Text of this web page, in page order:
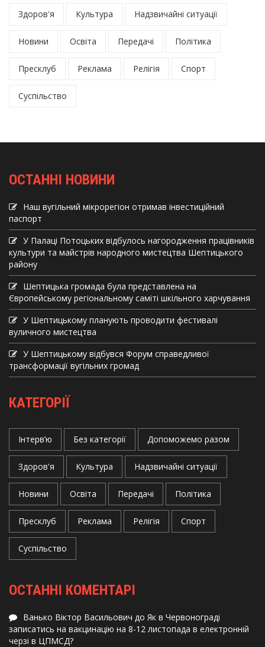
Здоров'я Культура Надзвичайні ситуації
Новини Освіта Передачі Політика
Пресклуб Реклама Релігія Спорт
Суспільство
ОСТАННІ НОВИНИ
Наш вугільний мікрорегіон отримав інвеcтиційний
паспорт
У Палаці Потоцьких відбулось нагородження працівників
культури та майстрів народного мистецтва Шептицького
району
Шептицька громада була представлена на
Європейському регіональному саміті шкільного харчування
У Шептицькому планують проводити фестивалі
вуличного мистецтва
У Шептицькому відбувся Форум справедливої
трансформації вугільних громад
КАТЕГОРІЇ
Інтерв’ю Без категорії Допоможемо разом
Здоров'я Культура Надзвичайні ситуації
Новини Освіта Передачі Політика
Пресклуб Реклама Релігія Спорт
Суспільство
ОСТАННІ КОМЕНТАРІ
Ванько Віктор Васильович до Як в Червонограді
записатись на вакцинацію на 8-12 листопада в електронній
черзі в ЦПМСД?